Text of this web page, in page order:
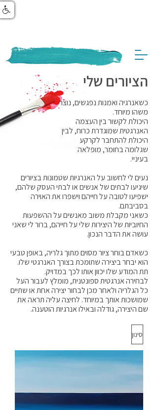
הציורים שלי
כשאנרגיה ואמנות נפגשים, נוצר
משהו מיוחד.
היכולת לקשור בין העצמה
האנרגטית שמוגדרת כרוח, לבין
היכולת להתחבר לקרקע
שגלומה בחומר, מופלאה
בעיניי.
נעים לי לחשוב על האנרגיות שטמונות בציורים
שיגיעו לבתים של אנשים או לבתי העסק שלהם,
ישפיעו לטובה על חייהם וישפרו את האוירה
בסביבתם.
כשאני מקבלת משוב מאנשים על ההשפעות
החיוביות של היצירות שלי על חייהם, ברור לי שאני
עושה את הדבר הנכון.
כשאדם בוחר ציור מסוים מתוך גלריה, באופן טבעי
הוא יבחר ביצירה שתומכת בצורך האנרגטי שלו.
תת המודע שלו יכוון אותו לכך במדויק.
לבחירה אנרגטית ספונטנית, מומלץ לעבור העל
כל הגלריה ולאחר מכן לבחור יצירה אחת או שתיים
שמושכות אותך במיוחד. לחיצה עליה תראה את
שם היצירה, גודלה ובאילו אנרגיות הוטענה.
סינון